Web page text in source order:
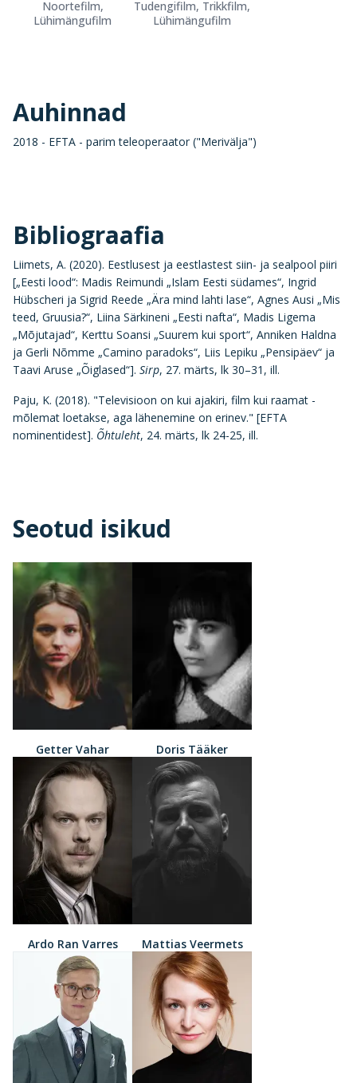
Noortefilm,
Lühimängufilm
Tudengifilm, Trikkfilm,
Lühimängufilm
Auhinnad
2018 - EFTA - parim teleoperaator ("Merivälja")
Bibliograafia
Liimets, A. (2020). Eestlusest ja eestlastest siin- ja sealpool piiri
[„Eesti lood“: Madis Reimundi „Islam Eesti südames“, Ingrid
Hübscheri ja Sigrid Reede „Ära mind lahti lase“, Agnes Ausi „Mis
teed, Gruusia?“, Liina Särkineni „Eesti nafta“, Madis Ligema
„Mõjutajad“, Kerttu Soansi „Suurem kui sport“, Anniken Haldna
ja Gerli Nõmme „Camino paradoks“, Liis Lepiku „Pensipäev“ ja
Taavi Aruse „Õiglased“]. Sirp, 27. märts, lk 30–31, ill.
Paju, K. (2018). "Televisioon on kui ajakiri, film kui raamat -
mõlemat loetakse, aga lähenemine on erinev." [EFTA
nominentidest]. Õhtuleht, 24. märts, lk 24-25, ill.
Seotud isikud
Getter Vahar Doris Tääker
Ardo Ran Varres Mattias Veermets